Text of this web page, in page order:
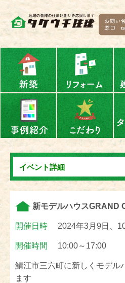
イベント詳細
新モデルハウスGRAND
開催日時 2024年3月9日、
開催時間 10:00～17:00
鯖江市三六町に新しくモデル
ます